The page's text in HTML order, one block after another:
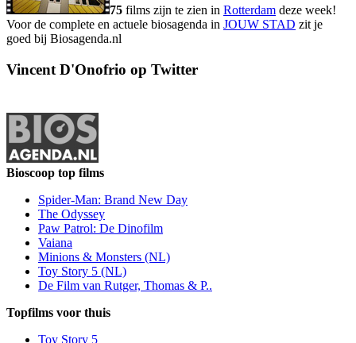
75 films zijn te zien in Rotterdam deze week!
Voor de complete en actuele biosagenda in JOUW STAD zit je
goed bij Biosagenda.nl
Vincent D'Onofrio op Twitter
Bioscoop top films
Spider-Man: Brand New Day
The Odyssey
Paw Patrol: De Dinofilm
Vaiana
Minions & Monsters (NL)
Toy Story 5 (NL)
De Film van Rutger, Thomas & P..
Topfilms voor thuis
Toy Story 5